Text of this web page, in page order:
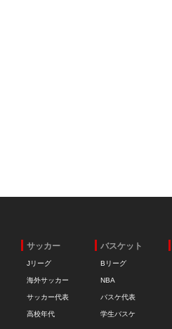
サッカー
Jリーグ
海外サッカー
サッカー代表
高校年代
バスケット
Bリーグ
NBA
バスケ代表
学生バスケ